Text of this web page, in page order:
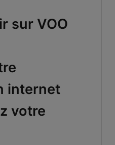
sur VOO
internet
votre